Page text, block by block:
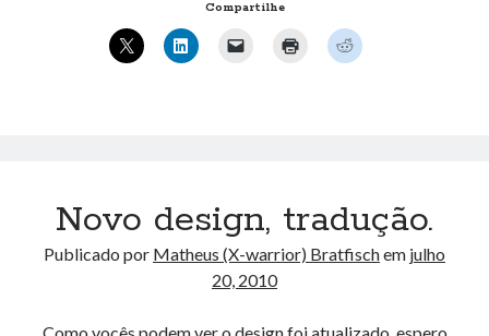
“Save
and
Compartilhe
Novo design, tradução.
Publicado por Matheus (X-warrior) Bratfischem julho
20, 2010